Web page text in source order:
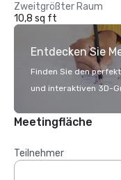
Zweitgrößter Raum
10,8 sq ft
Entdecken Sie
Finden Sie den
und interaktiven 3D-
Meetingfläche
Teilnehmer